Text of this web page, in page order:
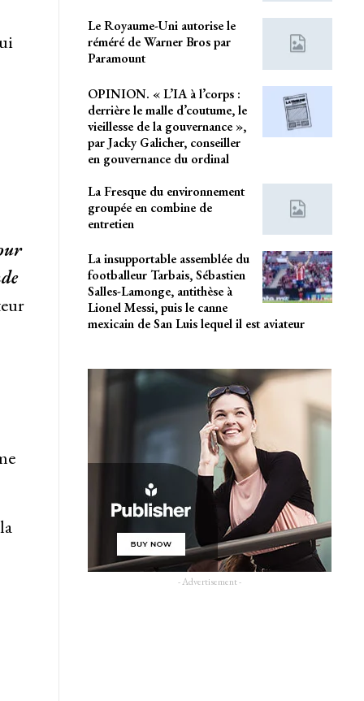
Le Royaume-Uni autorise le
réméré de Warner Bros par
Paramount
OPINION. « L’IA à l’corps :
derrière le malle d’coutume, le
vieillesse de la gouvernance »,
par Jacky Galicher, conseiller
en gouvernance du ordinal
La Fresque du environnement
groupée en combine de
entretien
La insupportable assemblée du
footballeur Tarbais, Sébastien
Salles-Lamonge, antithèse à
Lionel Messi, puis le canne
mexicain de San Luis lequel il est aviateur
- Advertisement -